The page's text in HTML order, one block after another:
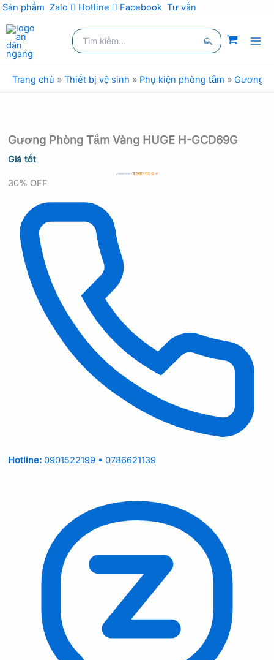
Sản phẩm Zalo Hotline Facebook Tư vấn
Nhảy
tới
nội
dung
Tìm
kiếm:
kiếm
Trang chủ » Thiết bị vệ sinh » Phụ kiện phòng tắm » Gương
Gương Phòng Tắm Vàng HUGE H-GCD69G
Giá tốt
4.800.000 ₫3.360.000₫
30% OFF
Hotline: 0901522199 • 0786621139